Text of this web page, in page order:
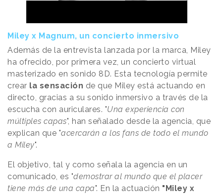
Miley x Magnum, un concierto inmersivo
Además de la entrevista lanzada por la marca, Miley
ha ofrecido, por primera vez, un concierto virtual
masterizado en sonido 8D. Esta tecnología permite
crear la sensación de que Miley está actuando en
directo, gracias a su sonido inmersivo a través de la
escucha con auriculares. "Una experiencia con
múltiples capas", han señalado desde la agencia, que
explican que "acercarán a los fans de todo el mundo
a Miley".
El objetivo, tal y como señala la agencia en un
comunicado, es "demostrar al mundo que el placer
tiene más de una capa". En la actuación "Miley x